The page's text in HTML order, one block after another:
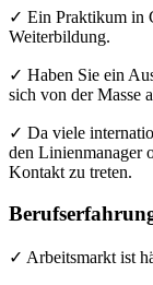
✓ Ein Praktikum in
Weiterbildung.
✓ Haben Sie ein
sich von der Masse
✓ Da viele
den Linienmanager
Kontakt zu treten.
✓ Arbeitsmarkt ist